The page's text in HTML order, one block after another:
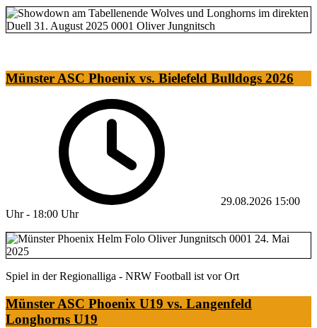
Münster ASC Phoenix vs. Bielefeld Bulldogs 2026
29.08.2026 15:00
Uhr - 18:00 Uhr
Spiel in der Regionalliga - NRW Football ist vor Ort
Münster ASC Phoenix U19 vs. Langenfeld
Longhorns U19